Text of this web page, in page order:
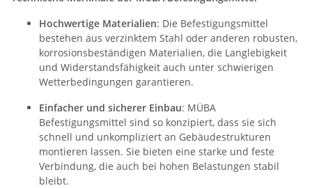
Hochwertige Materialien: Die Befestigungsmittel
bestehen aus verzinktem Stahl oder anderen robusten,
korrosionsbeständigen Materialien, die Langlebigkeit
und Widerstandsfähigkeit auch unter schwierigen
Wetterbedingungen garantieren.
Einfacher und sicherer Einbau: MÜBA
Befestigungsmittel sind so konzipiert, dass sie sich
schnell und unkompliziert an Gebäudestrukturen
montieren lassen. Sie bieten eine starke und feste
Verbindung, die auch bei hohen Belastungen stabil
bleibt.